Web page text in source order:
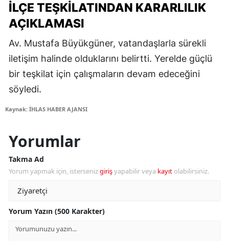
İLÇE TEŞKILATINDAN KARARLILIK
AÇIKLAMASI
Av. Mustafa Büyükgüner, vatandaşlarla sürekli
iletişim halinde olduklarını belirtti. Yerelde güçlü
bir teşkilat için çalışmaların devam edeceğini
söyledi.
Kaynak: İHLAS HABER AJANSI
Yorumlar
Takma Ad
Yorum yapmak için, istersenizgirişyapabilir veya kayıt olabilirsiniz.
Yorum Yazın (500 Karakter)